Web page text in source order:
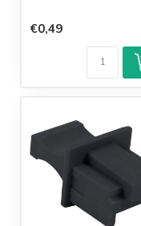
€0,49